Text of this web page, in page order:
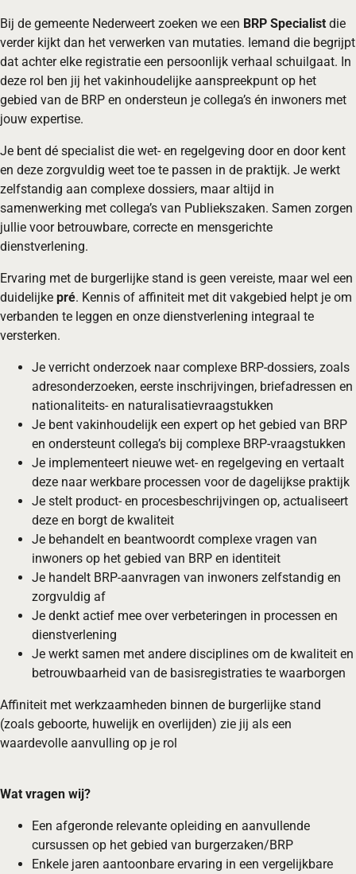
Bij de gemeente Nederweert zoeken we een BRP Specialist die
verder kijkt dan het verwerken van mutaties. Iemand die begrijpt
dat achter elke registratie een persoonlijk verhaal schuilgaat. In
deze rol ben jij het vakinhoudelijke aanspreekpunt op het
gebied van de BRP en ondersteun je collega’s én inwoners met
jouw expertise.
Je bent dé specialist die wet- en regelgeving door en door kent
en deze zorgvuldig weet toe te passen in de praktijk. Je werkt
zelfstandig aan complexe dossiers, maar altijd in
samenwerking met collega’s van Publiekszaken. Samen zorgen
jullie voor betrouwbare, correcte en mensgerichte
dienstverlening.
Ervaring met de burgerlijke stand is geen vereiste, maar wel een
duidelijke pré. Kennis of affiniteit met dit vakgebied helpt je om
verbanden te leggen en onze dienstverlening integraal te
versterken.
Je verricht onderzoek naar complexe BRP-dossiers, zoals
adresonderzoeken, eerste inschrijvingen, briefadressen en
nationaliteits- en naturalisatievraagstukken
Je bent vakinhoudelijk een expert op het gebied van BRP
en ondersteunt collega’s bij complexe BRP-vraagstukken
Je implementeert nieuwe wet- en regelgeving en vertaalt
deze naar werkbare processen voor de dagelijkse praktijk
Je stelt product- en procesbeschrijvingen op, actualiseert
deze en borgt de kwaliteit
Je behandelt en beantwoordt complexe vragen van
inwoners op het gebied van BRP en identiteit
Je handelt BRP-aanvragen van inwoners zelfstandig en
zorgvuldig af
Je denkt actief mee over verbeteringen in processen en
dienstverlening
Je werkt samen met andere disciplines om de kwaliteit en
betrouwbaarheid van de basisregistraties te waarborgen
Affiniteit met werkzaamheden binnen de burgerlijke stand
(zoals geboorte, huwelijk en overlijden) zie jij als een
waardevolle aanvulling op je rol
Wat vragen wij?
Een afgeronde relevante opleiding en aanvullende
cursussen op het gebied van burgerzaken/BRP
Enkele jaren aantoonbare ervaring in een vergelijkbare